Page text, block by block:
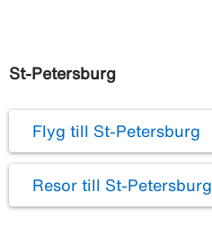
St-Petersburg
Flyg till St-Petersburg
Resor till St-Petersburg